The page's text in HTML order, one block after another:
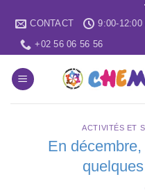
content
CONTACT
9:00-12:00
+02 56 06 56 56
ACTIVITÉS ET
En